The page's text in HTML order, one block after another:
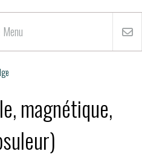
Menu
magnétique,